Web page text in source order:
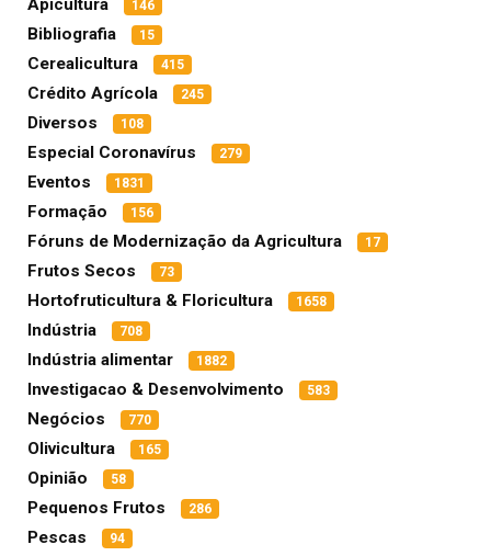
Apicultura 146
Bibliografia 15
Cerealicultura 415
Crédito Agrícola 245
Diversos 108
Especial Coronavírus 279
Eventos 1831
Formação 156
Fóruns de Modernização da Agricultura 17
Frutos Secos 73
Hortofruticultura & Floricultura 1658
Indústria 708
Indústria alimentar 1882
Investigacao & Desenvolvimento 583
Negócios 770
Olivicultura 165
Opinião 58
Pequenos Frutos 286
Pescas 94